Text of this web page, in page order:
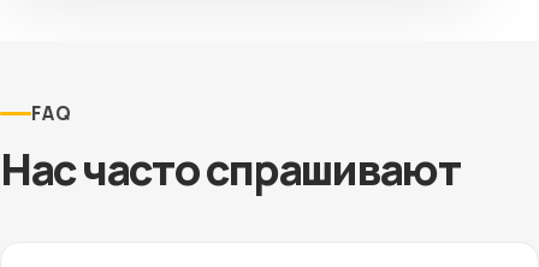
FAQ
Нас часто спрашивают